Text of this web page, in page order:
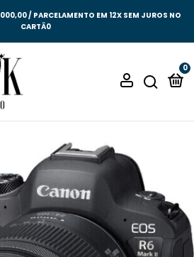
/ PARCELAMENTO EM 12X SEM JUROS NO
CARTÃ0
0